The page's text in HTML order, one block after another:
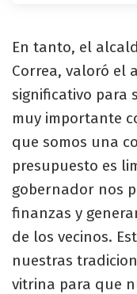
En tanto, el
Correa, valoró el
significativo para
muy importante
que somos una
presupuesto es
gobernador nos
finanzas y
de los vecinos.
nuestras
vitrina para que